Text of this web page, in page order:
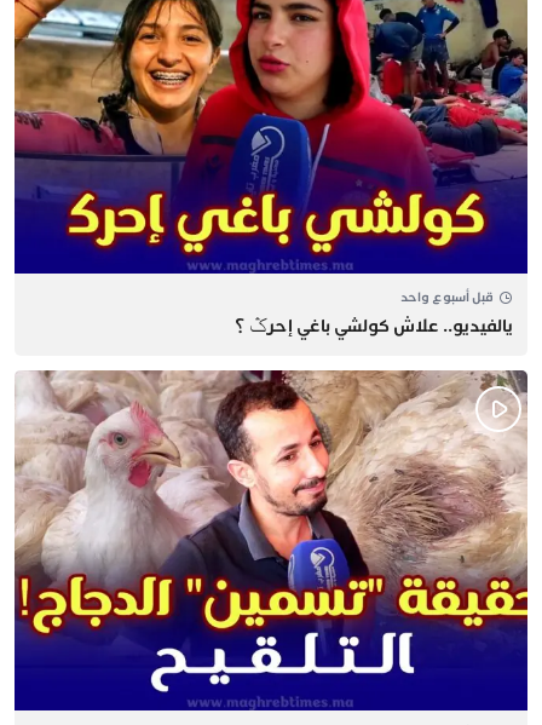
قبل أسبوع واحد
يالفيديو.. علاش كولشي باغي إحرݣ ؟